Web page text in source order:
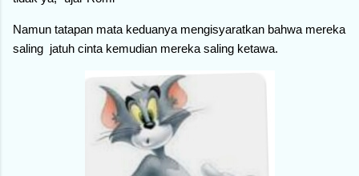
Namun tatapan mata keduanya mengisyaratkan bahwa mereka
saling jatuh cinta kemudian mereka saling ketawa.